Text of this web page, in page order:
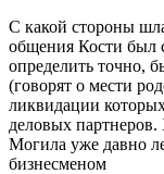
С какой стороны
общения Кости был
определить точно,
(говорят о мести
ликвидации
деловых
Могила уже давно
бизнесменом